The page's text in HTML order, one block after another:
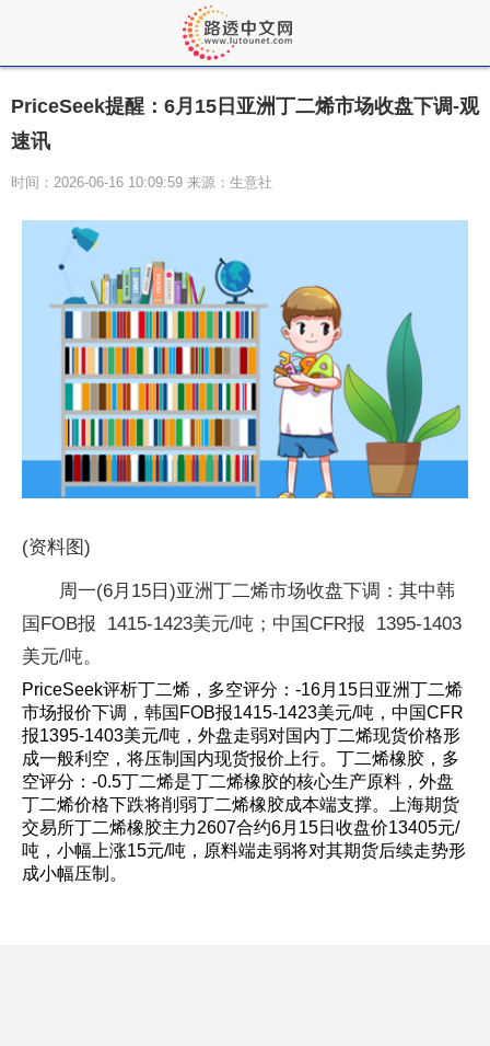
PriceSeek提醒：6月15日亚洲丁二烯市场收盘下调-观
速讯
时间：2026-06-16 10:09:59 来源：生意社
(资料图)
周一(6月15日)亚洲丁二烯市场收盘下调：其中韩
国FOB报 1415-1423美元/吨；中国CFR报 1395-1403
美元/吨。
PriceSeek评析丁二烯，多空评分：-16月15日亚洲丁二烯
市场报价下调，韩国FOB报1415-1423美元/吨，中国CFR
报1395-1403美元/吨，外盘走弱对国内丁二烯现货价格形
成一般利空，将压制国内现货报价上行。丁二烯橡胶，多
空评分：-0.5丁二烯是丁二烯橡胶的核心生产原料，外盘
丁二烯价格下跌将削弱丁二烯橡胶成本端支撑。上海期货
交易所丁二烯橡胶主力2607合约6月15日收盘价13405元/
吨，小幅上涨15元/吨，原料端走弱将对其期货后续走势形
成小幅压制。